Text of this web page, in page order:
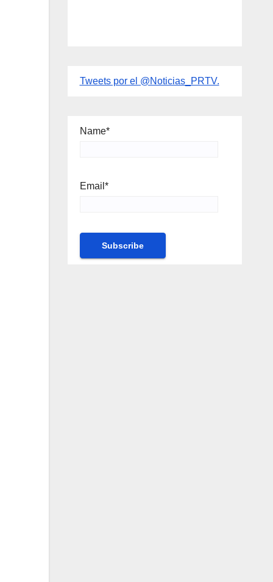
Tweets por el @Noticias_PRTV.
Name*
Email*